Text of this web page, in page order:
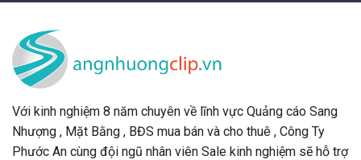
Với kinh nghiệm 8 năm chuyên về lĩnh vực Quảng cáo Sang
Nhượng , Mặt Bằng , BĐS mua bán và cho thuê , Công Ty
Phước An cùng đội ngũ nhân viên Sale kinh nghiệm sẽ hỗ trợ